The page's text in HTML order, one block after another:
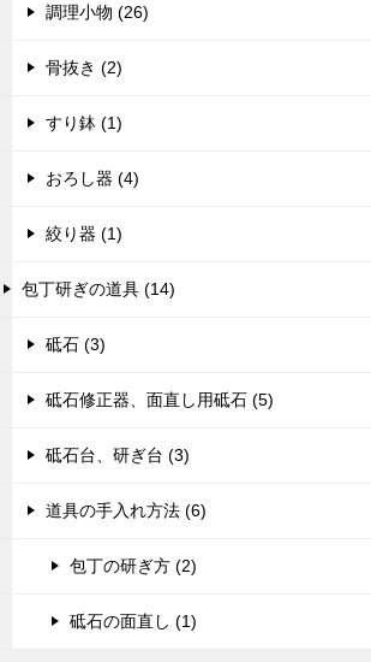
調理小物 (26)
骨抜き (2)
すり鉢 (1)
おろし器 (4)
絞り器 (1)
包丁研ぎの道具 (14)
砥石 (3)
砥石修正器、面直し用砥石 (5)
砥石台、研ぎ台 (3)
道具の手入れ方法 (6)
包丁の研ぎ方 (2)
砥石の面直し (1)